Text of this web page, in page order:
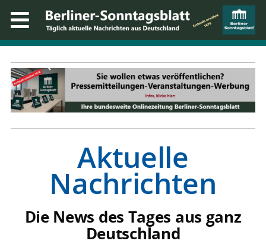
Aktuelle
Nachrichten
Die News des Tages aus ganz
Deutschland